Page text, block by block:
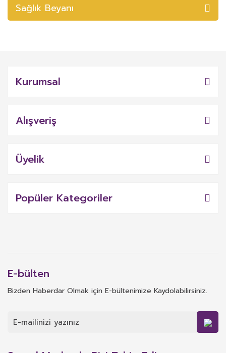
Sağlık Beyanı
Kurumsal
Alışveriş
Üyelik
Popüler Kategoriler
E-bülten
Bizden Haberdar Olmak için E-bültenimize Kaydolabilirsiniz.